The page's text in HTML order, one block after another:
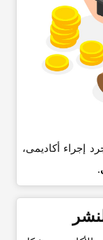
إجراء أکادیمی،
.